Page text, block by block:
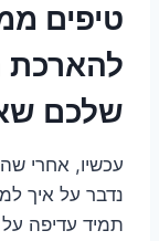
להארכת
שלכם
עכשיו, אחרי
נדבר על איך
תמיד עדיפה